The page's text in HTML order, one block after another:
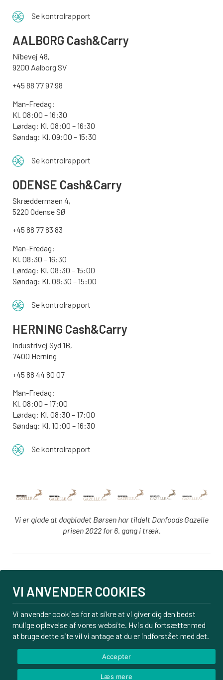
Se kontrolrapport
AALBORG Cash&Carry
Nibevej 48,
9200 Aalborg SV
+45 88 77 97 98
Man-Fredag:
Kl. 08:00 – 16:30
Lørdag: Kl. 08:00 – 16:30
Søndag: Kl. 09:00 – 15:30
Se kontrolrapport
ODENSE Cash&Carry
Skræddermaen 4,
5220 Odense SØ
+45 88 77 83 83
Man-Fredag:
Kl. 08:30 – 16:30
Lørdag: Kl. 08:30 – 15:00
Søndag: Kl. 08:30 – 15:00
Se kontrolrapport
HERNING Cash&Carry
Industrivej Syd 1B,
7400 Herning
+45 88 44 80 07
Man-Fredag:
Kl. 08:00 – 17:00
Lørdag: Kl. 08:30 – 17:00
Søndag: Kl. 10:00 – 16:30
Se kontrolrapport
Vi er glade at dagbladet Børsen har tildelt Danfoods Gazelle
prisen 2022 for 6. gang i træk.
PBS tilmelding
Om os
Kontakt
Handelsbetingelser
VI ANVENDER COOKIES
Vi anvender cookies for at sikre at vi giver dig den bedst
mulige oplevelse af vores website. Hvis du fortsætter med
at bruge dette site vil vi antage at du er indforstået med det.
Accepter
Læs mere